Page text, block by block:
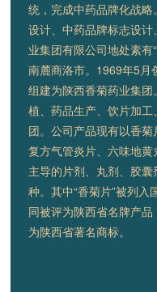
统，完成中药品牌化战
设计、中药品牌标志设
业集团有限公司地处素有
南麓商洛市。1969年5月
组建为陕西香菊药业集
植、药品生产、饮片加
团。公司产品现有以香菊
复方气管炎片、六味地
主导的片剂、丸剂、胶
种。其中“香菊片”被列入
同被评为陕西省名牌产品
为陕西省著名商标。